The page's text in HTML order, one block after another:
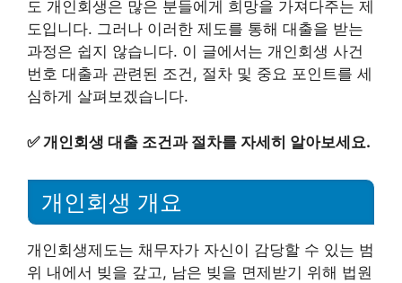
도 개인회생은 많은 분들에게 희망을 가져다주는 제
도입니다. 그러나 이러한 제도를 통해 대출을 받는
과정은 쉽지 않습니다. 이 글에서는 개인회생 사건
번호 대출과 관련된 조건, 절차 및 중요 포인트를 세
심하게 살펴보겠습니다.
✅개인회생 대출 조건과 절차를 자세히 알아보세요.
개인회생 개요
개인회생제도는 채무자가 자신이 감당할 수 있는 범
위 내에서 빚을 갚고, 남은 빚을 면제받기 위해 법원